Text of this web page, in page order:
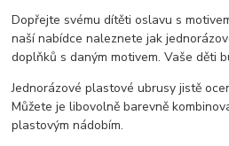
Dopřejte svému dítěti oslavu s
naší nabídce naleznete jak
doplňků s daným motivem. Vaše děti
Jednorázové plastové ubrusy jistě
Můžete je libovolně barevně
plastovým nádobím.